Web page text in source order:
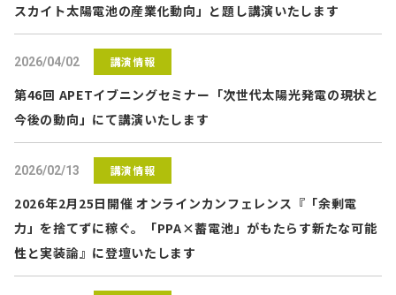
スカイト太陽電池の産業化動向」と題し講演いたします
2026/04/02 講演情報
第46回 APETイブニングセミナー「次世代太陽光発電の現状と
今後の動向」にて講演いたします
2026/02/13 講演情報
2026年2月25日開催 オンラインカンフェレンス『「余剰電
力」を捨てずに稼ぐ。「PPA×蓄電池」がもたらす新たな可能
性と実装論』に登壇いたします